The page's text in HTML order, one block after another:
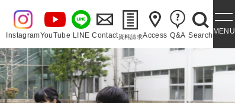
InstagramYouTube LINE Contact資料請求Access Q&A SearchMENU